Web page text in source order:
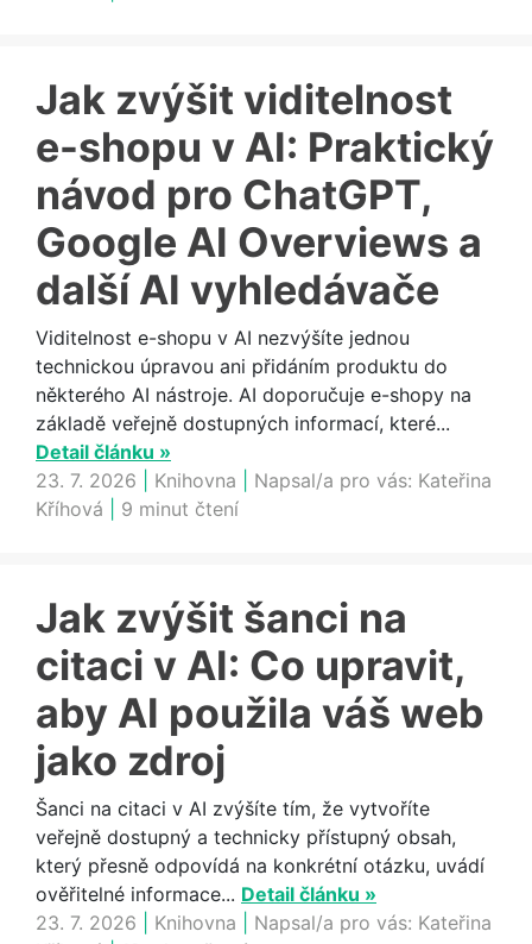
Jak zvýšit viditelnost
e-shopu v AI: Praktický
návod pro ChatGPT,
Google AI Overviews a
další AI vyhledávače
Viditelnost e-shopu v AI nezvýšíte jednou
technickou úpravou ani přidáním produktu do
některého AI nástroje. AI doporučuje e-shopy na
základě veřejně dostupných informací, které...
Detail článku »
23. 7. 2026
Knihovna Napsal/a pro vás: Kateřina
Kříhová
9 minut čtení
Jak zvýšit šanci na
citaci v AI: Co upravit,
aby AI použila váš web
jako zdroj
Šanci na citaci v AI zvýšíte tím, že vytvoříte
veřejně dostupný a technicky přístupný obsah,
který přesně odpovídá na konkrétní otázku, uvádí
ověřitelné informace... Detail článku »
23. 7. 2026
Knihovna Napsal/a pro vás: Kateřina